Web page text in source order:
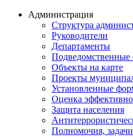
Администрация
Структура
Руководители
Департаменты
Подведомственные
Объекты на карте
Проекты
Установленные
Оценка
Защита населения
Полномочия,